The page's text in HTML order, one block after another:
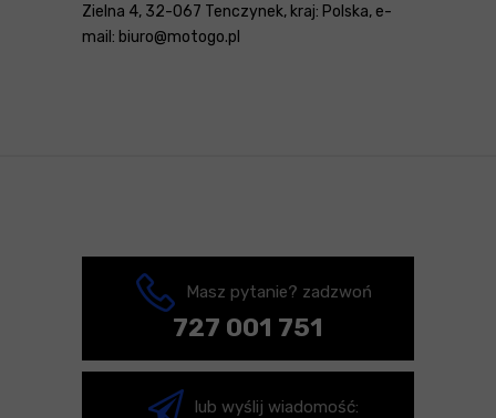
Zielna 4, 32-067 Tenczynek, kraj: Polska, e-
mail: biuro@motogo.pl
Masz pytanie? zadzwoń
727 001 751
lub wyślij wiadomość: